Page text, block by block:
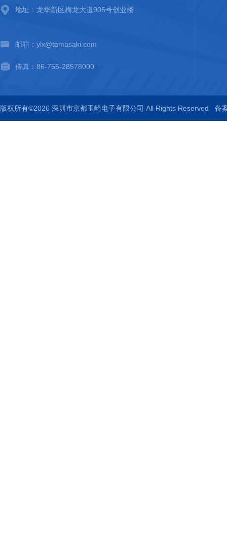
地址：龙华新区梅龙大道906号创业楼
邮箱：ylx@tamasaki.com
传真：86-755-28578000
版权所有©2026 深圳市京都玉崎电子有限公司 All Rights Reserved 备